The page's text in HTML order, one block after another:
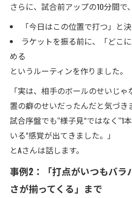
さらに、試合前アップの10分間で、
「今日はこの位置で打つ」と
ラケットを振る前に、「どこ
める
というルーティンを作りました。
「実は、相手のボールのせいじ
置の癖のせいだったんだと気づき
試合序盤でも“様子見”ではなく“1
いる”感覚が出てきました。」
とAさんは話します。
事例2：「打点がいつもバラ
さが揃ってくる」まで